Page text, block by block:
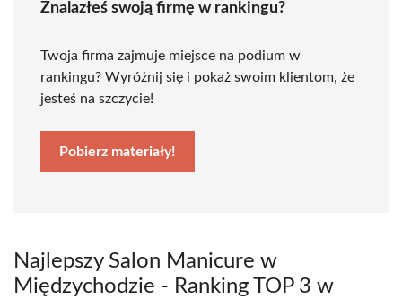
Znalazłeś swoją firmę w rankingu?
Twoja firma zajmuje miejsce na podium w
rankingu? Wyróżnij się i pokaż swoim klientom, że
jesteś na szczycie!
Pobierz materiały!
Najlepszy Salon Manicure w
Międzychodzie - Ranking TOP 3 w